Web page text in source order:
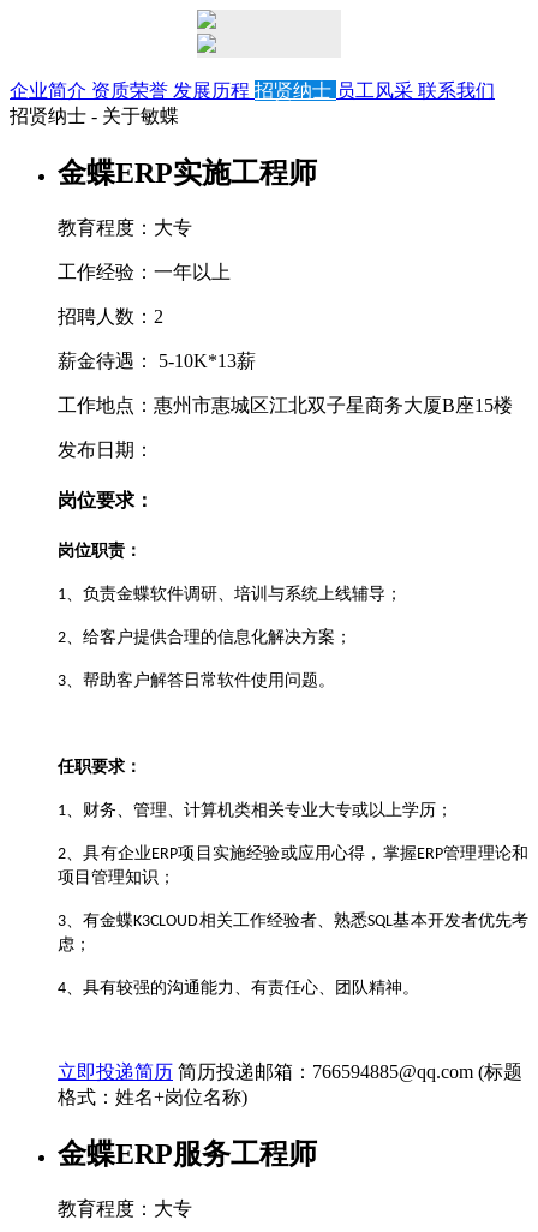
企业简介 资质荣誉 发展历程 招贤纳士 员工风采 联系我们
招贤纳士 - 关于敏蝶
金蝶ERP实施工程师
教育程度：大专
工作经验：一年以上
招聘人数：2
薪金待遇： 5-10K*13薪
工作地点：惠州市惠城区江北双子星商务大厦B座15楼
发布日期：
岗位要求：
岗位职责：
1、负责金蝶软件调研、培训与系统上线辅导；
2、给客户提供合理的信息化解决方案；
3、帮助客户解答日常软件使用问题。
任职要求：
1、财务、管理、计算机类相关专业大专或以上学历；
2、具有企业ERP项目实施经验或应用心得，掌握ERP管理理论和
项目管理知识；
3、有金蝶K3CLOUD相关工作经验者、熟悉SQL基本开发者优先考
虑；
4、 具有较强的沟通能力、有责任心、团队精神。
立即投递简历 简历投递邮箱：766594885@qq.com (标题
格式：姓名+岗位名称)
金蝶ERP服务工程师
教育程度：大专